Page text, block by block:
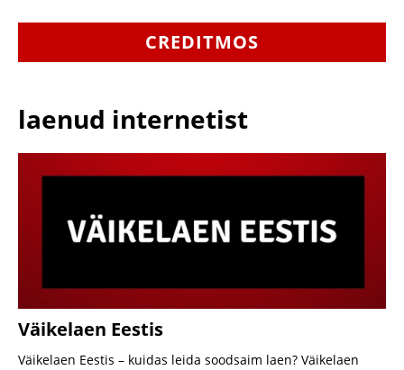
CREDITMOS
laenud internetist​
Väikelaen Eestis
Väikelaen Eestis – kuidas leida soodsaim laen? Väikelaen